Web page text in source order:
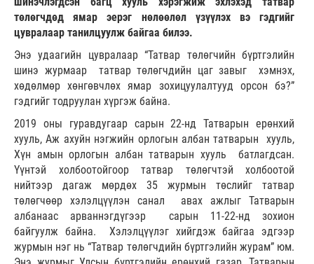
төлөгчдөд ямар эерэг нөлөөлөл үзүүлэх вэ гэдгийг
цувралаар танилцуулж байгаа билээ.
Энэ удаагийн цувралаар “Татвар төлөгчийн бүртгэлийн
шинэ журмаар татвар төлөгчдийн цаг завыг хэмнэх,
хөдөлмөр хөнгөвчлөх ямар зохицуулалтууд орсон бэ?”
гэдгийг тодруулан хүргэж байна.
2019 оны гуравдугаар сарын 22-нд Татварын ерөнхий
хууль, Аж ахуйн нэгжийн орлогын албан татварын хууль,
Хүн амын орлогын албан татварын хууль батлагдсан.
Үүнтэй холбоотойгоор татвар төлөгчтэй холбоотой
нийтээр дагаж мөрдөх 35 журмын төслийг татвар
төлөгчөөр хэлэлцүүлэн санал авах ажлыг Татварын
албанаас арваннэгдүгээр сарын 11-22-нд зохион
байгуулж байна. Хэлэлцүүлэг хийгдэж байгаа эдгээр
журмын нэг нь “Татвар төлөгчдийн бүртгэлийн журам” юм.